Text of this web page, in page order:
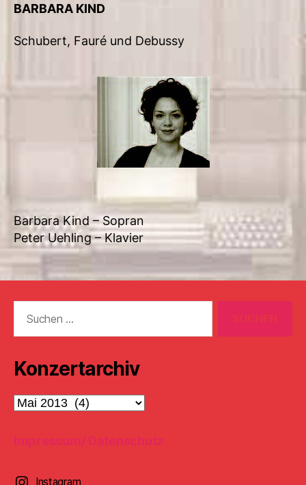
BARBARA KIND
Schubert, Fauré und Debussy
Barbara Kind – Sopran
Peter Uehling – Klavier
nach:
Konzertarchiv
Konzertarchiv
Impressum/ Datenschutz
Instagram